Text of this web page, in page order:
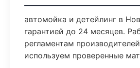
автомойка и детейлинг в
гарантией до 24 месяцев.
регламентам
используем проверенные